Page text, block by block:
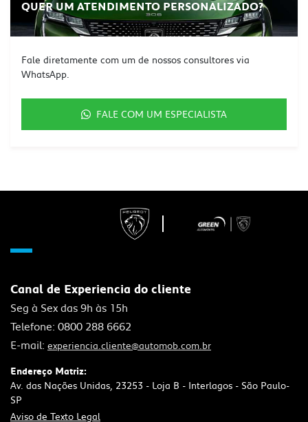
QUER UM ATENDIMENTO PERSONALIZADO?
FALE COM UM ESPECIALISTA
Fale diretamente com um de nossos consultores via
WhatsApp.
Canal de Experiencia do cliente
Seg à Sex das 9h às 15h
Telefone: 0800 288 6662
E-mail: experiencia.cliente@automob.com.br
Endereço Matriz:
Av. das Nações Unidas, 23253 - Loja B - Interlagos - São Paulo-
SP
Aviso de Texto Legal